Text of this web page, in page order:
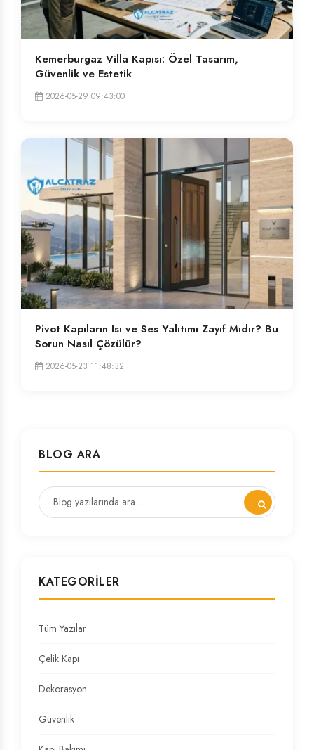
Kemerburgaz Villa Kapısı: Özel Tasarım,
Güvenlik ve Estetik
2026-05-29 09:43:00
Pivot Kapıların Isı ve Ses Yalıtımı Zayıf Mıdır? Bu
Sorun Nasıl Çözülür?
2026-05-23 11:48:32
BLOG ARA
KATEGORILER
Tüm Yazılar
Çelik Kapı
Dekorasyon
Güvenlik